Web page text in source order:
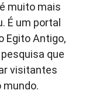
muito mais
É um portal
Egito Antigo,
que
visitantes
mundo.